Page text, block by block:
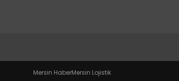
Mersin HaberMersin Lojistik